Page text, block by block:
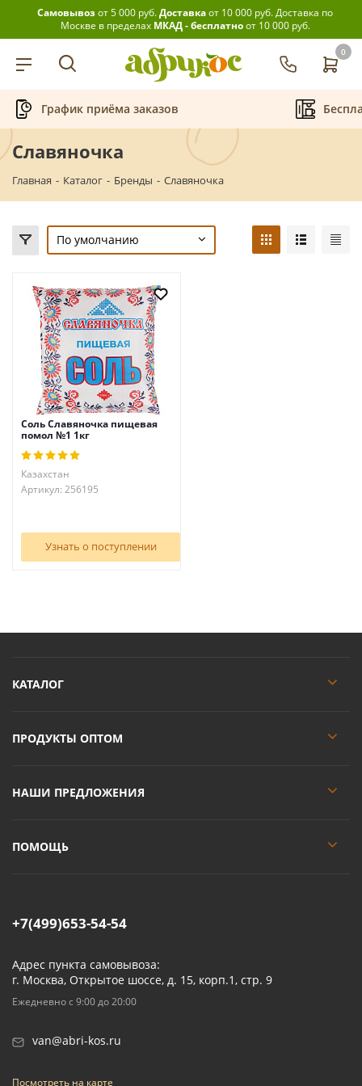
Самовывозот 5 000 руб.Доставкаот 10 000 руб.Доставка по
Москве в пределах МКАД - бесплатноот 10 000 руб.
0
График приёма заказов
Славяночка
Главная - Каталог - Бренды - Славяночка
По умолчанию
Соль Славяночка пищевая
помол №1 1кг
Казахстан
Артикул: 256195
Узнать о поступлении
КАТАЛОГ
ПРОДУКТЫ ОПТОМ
НАШИ ПРЕДЛОЖЕНИЯ
ПОМОЩЬ
+7(499)653-54-54
Адрес пункта самовывоза:
г. Москва, Открытое шоссе, д. 15, корп.1, стр. 9
Ежедневно с 9:00 до 20:00
van@abri-kos.ru
Посмотреть на карте